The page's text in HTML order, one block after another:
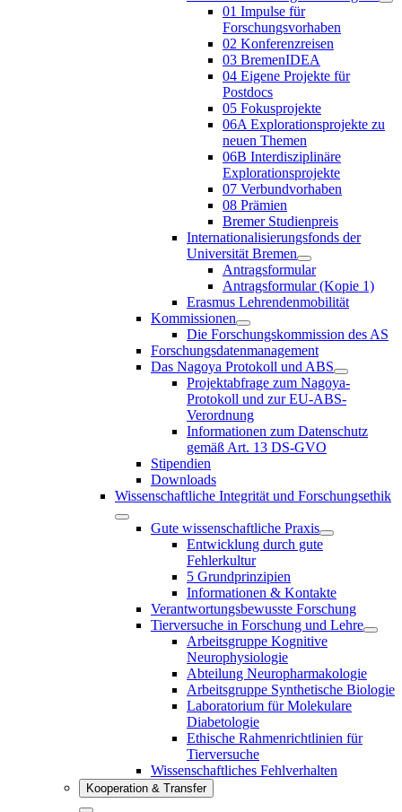
01 Impulse für
Forschungsvorhaben
02 Konferenzreisen
03 BremenIDEA
04 Eigene Projekte für
Postdocs
05 Fokusprojekte
06A Explorationsprojekte zu
neuen Themen
06B Interdisziplinäre
Explorationsprojekte
07 Verbundvorhaben
08 Prämien
Bremer Studienpreis
Internationalisierungsfonds der
Universität Bremen
Antragsformular
Antragsformular (Kopie 1)
Erasmus Lehrendenmobilität
Kommissionen
Die Forschungskommission des AS
Forschungsdatenmanagement
Das Nagoya Protokoll und ABS
Projektabfrage zum Nagoya-
Protokoll und zur EU-ABS-
Verordnung
Informationen zum Datenschutz
gemäß Art. 13 DS-GVO
Stipendien
Downloads
Wissenschaftliche Integrität und Forschungsethik
Gute wissenschaftliche Praxis
Entwicklung durch gute
Fehlerkultur
5 Grundprinzipien
Informationen & Kontakte
Verantwortungsbewusste Forschung
Tierversuche in Forschung und Lehre
Arbeitsgruppe Kognitive
Neurophysiologie
Abteilung Neuropharmakologie
Arbeitsgruppe Synthetische Biologie
Laboratorium für Molekulare
Diabetologie
Ethische Rahmenrichtlinien für
Tierversuche
Wissenschaftliches Fehlverhalten
Kooperation & Transfer